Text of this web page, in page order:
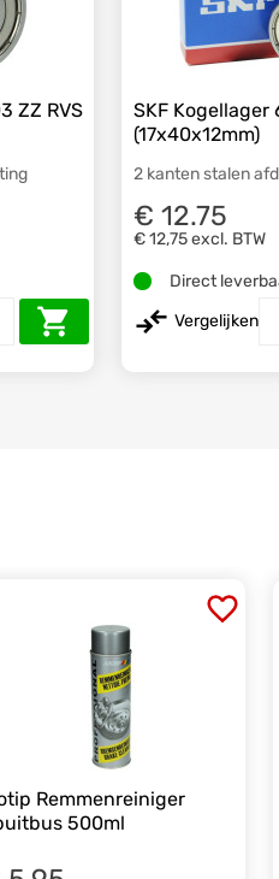
ZZ RVS
SKF Kogellager
(17x40x12mm)
2 kanten stalen
€ 12.75
€ 12,75excl. BTW
Direct
Vergelijken
Remmenreiniger
500ml